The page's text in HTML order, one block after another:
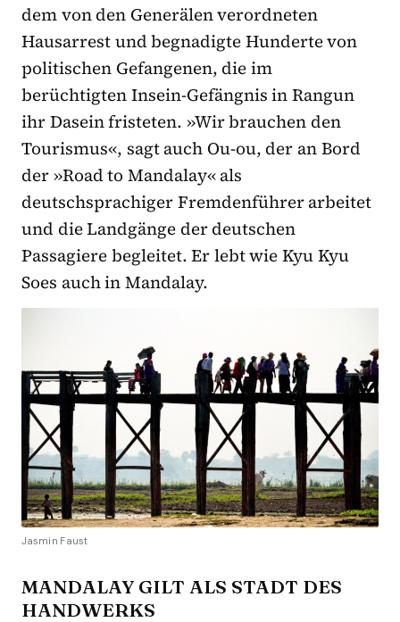
dem von den Generälen verordneten
Hausarrest und begnadigte Hunderte von
politischen Gefangenen, die im
berüchtigten Insein-Gefängnis in Rangun
ihr Dasein fristeten. »Wir brauchen den
Tourismus«, sagt auch Ou-ou, der an Bord
der »Road to Mandalay« als
deutschsprachiger Fremdenführer arbeitet
und die Landgänge der deutschen
Passagiere begleitet. Er lebt wie Kyu Kyu
Soes auch in Mandalay.
Jasmin Faust
MANDALAY GILT ALS STADT DES
HANDWERKS